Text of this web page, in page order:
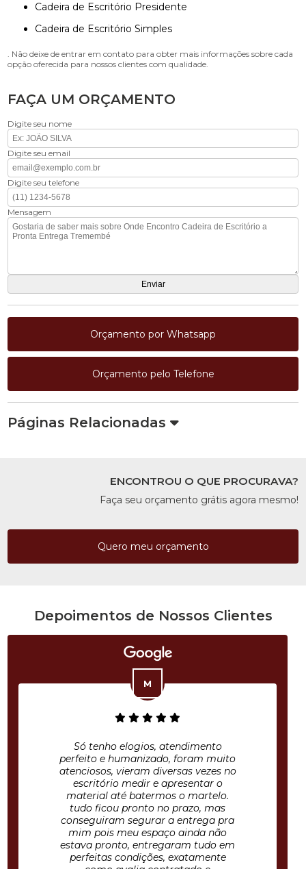
Cadeira de Escritório Presidente
Cadeira de Escritório Simples
. Não deixe de entrar em contato para obter mais informações sobre cada
opção oferecida para nossos clientes com qualidade.
FAÇA UM ORÇAMENTO
Digite seu nome
Digite seu email
Digite seu telefone
Mensagem
Orçamento por Whatsapp
Orçamento pelo Telefone
Páginas Relacionadas
ENCONTROU O QUE PROCURAVA?
Faça seu orçamento grátis agora mesmo!
Quero meu orçamento
Depoimentos de Nossos Clientes
Só tenho elogios, atendimento
perfeito e humanizado, foram muito
atenciosos, vieram diversas vezes no
escritório medir e apresentar o
material até batermos o martelo.
tudo ficou pronto no prazo, mas
conseguiram segurar a entrega pra
mim pois meu espaço ainda não
estava pronto, entregaram tudo em
perfeitas condições, exatamente